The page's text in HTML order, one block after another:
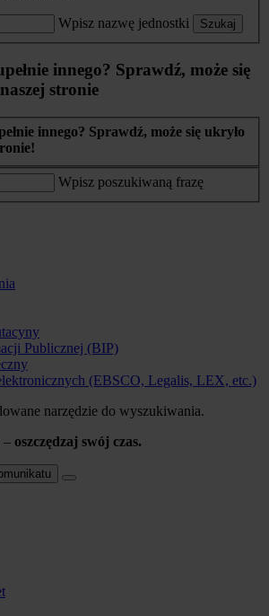
Wpisz nazwę jednostki Szukaj
innego? Sprawdź, może się
stronie
innego? Sprawdź, może się ukryło
Wpisz poszukiwaną frazę
Publicznej (BIP)
(EBSCO, Legalis, LEX, etc.)
narzędzie do wyszukiwania.
– oszczędzaj swój czas.